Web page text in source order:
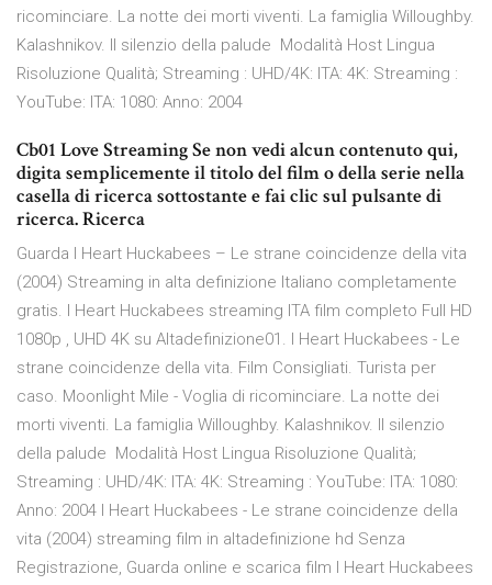
ricominciare. La notte dei morti viventi. La famiglia Willoughby.
Kalashnikov. Il silenzio della palude Modalità Host Lingua
Risoluzione Qualità; Streaming : UHD/4K: ITA: 4K: Streaming :
YouTube: ITA: 1080: Anno: 2004
Cb01 Love Streaming Se non vedi alcun contenuto qui,
digita semplicemente il titolo del film o della serie nella
casella di ricerca sottostante e fai clic sul pulsante di
ricerca. Ricerca
Guarda I Heart Huckabees – Le strane coincidenze della vita
(2004) Streaming in alta definizione Italiano completamente
gratis. I Heart Huckabees streaming ITA film completo Full HD
1080p , UHD 4K su Altadefinizione01. I Heart Huckabees - Le
strane coincidenze della vita. Film Consigliati. Turista per
caso. Moonlight Mile - Voglia di ricominciare. La notte dei
morti viventi. La famiglia Willoughby. Kalashnikov. Il silenzio
della palude Modalità Host Lingua Risoluzione Qualità;
Streaming : UHD/4K: ITA: 4K: Streaming : YouTube: ITA: 1080:
Anno: 2004 I Heart Huckabees - Le strane coincidenze della
vita (2004) streaming film in altadefinizione hd Senza
Registrazione, Guarda online e scarica film I Heart Huckabees